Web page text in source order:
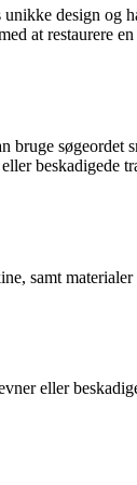
unikke design og
at restaurere
bruge søgeordet
beskadigede
samt
eller